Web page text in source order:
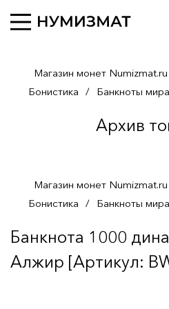
Магазин монет Numizmat.ru
Бонистика / Банкноты мира
Архив
Магазин монет Numizmat.ru
Бонистика / Банкноты мира
Банкнота 1000
Алжир [Артикул: